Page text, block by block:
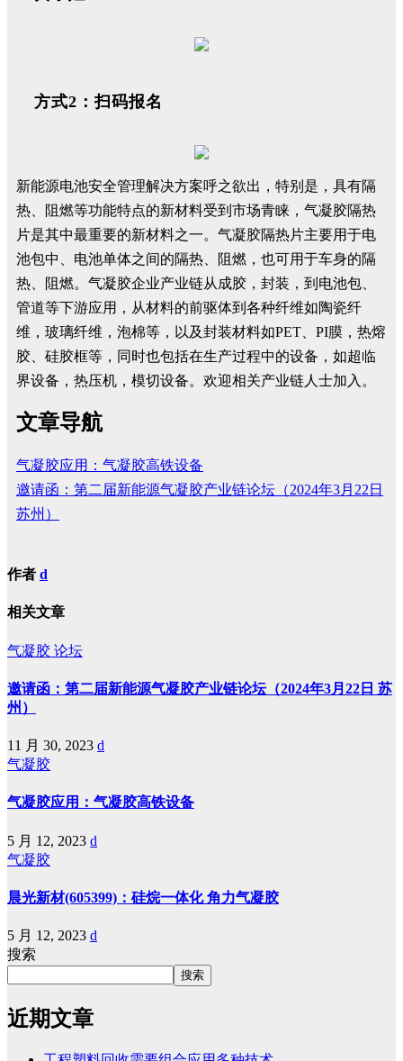
方式2：扫码报名
新能源电池安全管理解决方案呼之欲出，特别是，具有隔
热、阻燃等功能特点的新材料受到市场青睐，气凝胶隔热
片是其中最重要的新材料之一。气凝胶隔热片主要用于电
池包中、电池单体之间的隔热、阻燃，也可用于车身的隔
热、阻燃。气凝胶企业产业链从成胶，封装，到电池包、
管道等下游应用，从材料的前驱体到各种纤维如陶瓷纤
维，玻璃纤维，泡棉等，以及封装材料如PET、PI膜，热熔
胶、硅胶框等，同时也包括在生产过程中的设备，如超临
界设备，热压机，模切设备。欢迎相关产业链人士加入。
文章导航
气凝胶应用：气凝胶高铁设备
邀请函：第二届新能源气凝胶产业链论坛（2024年3月22日
苏州）
作者 d
相关文章
气凝胶 论坛
邀请函：第二届新能源气凝胶产业链论坛（2024年3月22日 苏
州）
11 月 30, 2023 d
气凝胶
气凝胶应用：气凝胶高铁设备
5 月 12, 2023 d
气凝胶
晨光新材(605399)：硅烷一体化 角力气凝胶
5 月 12, 2023 d
搜索
搜索
近期文章